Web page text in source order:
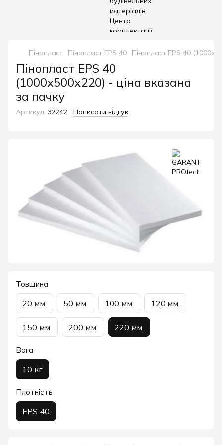
Пінопласт Пінопласт EPS 40 Пінопласт EPS 40
Пінопласт EPS 40
(1000х500х220) - ціна вказана
за пачку
Артикул: 32242 Написати відгук
Товщина
20 мм. 50 мм. 100 мм. 120 мм.
150 мм. 200 мм. 220 мм.
Вага
10 кг
Плотність
EPS 40